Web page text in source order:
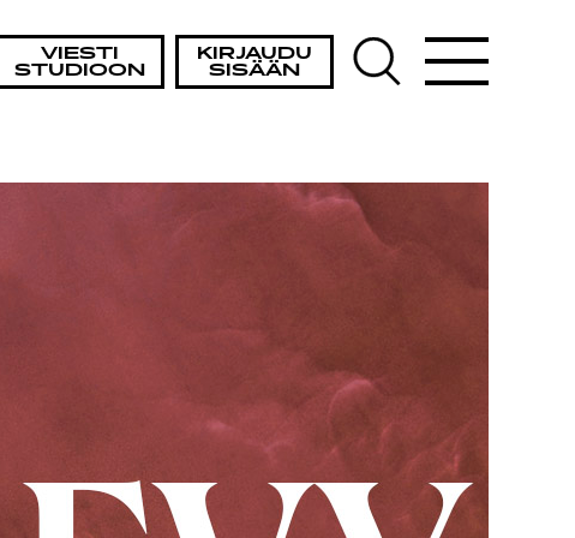
VIESTI
STUDIOON
KIRJAUDU
SISÄÄN